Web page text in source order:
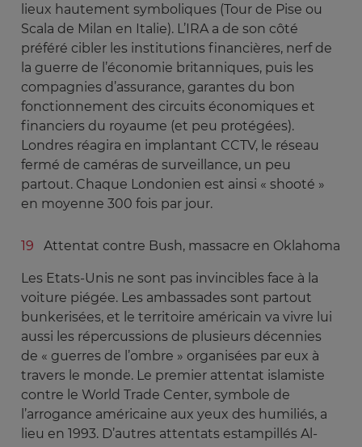
lieux hautement symboliques (Tour de Pise ou
Scala de Milan en Italie). L’IRA a de son côté
préféré cibler les institutions financières, nerf de
la guerre de l’économie britanniques, puis les
compagnies d’assurance, garantes du bon
fonctionnement des circuits économiques et
financiers du royaume (et peu protégées).
Londres réagira en implantant CCTV, le réseau
fermé de caméras de surveillance, un peu
partout. Chaque Londonien est ainsi « shooté »
en moyenne 300 fois par jour.
Attentat contre Bush, massacre en Oklahoma
Les Etats-Unis ne sont pas invincibles face à la
voiture piégée. Les ambassades sont partout
bunkerisées, et le territoire américain va vivre lui
aussi les répercussions de plusieurs décennies
de « guerres de l’ombre » organisées par eux à
travers le monde. Le premier attentat islamiste
contre le World Trade Center, symbole de
l’arrogance américaine aux yeux des humiliés, a
lieu en 1993. D’autres attentats estampillés Al-